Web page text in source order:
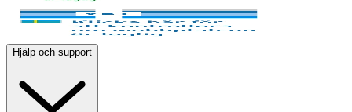
Hjälp och support